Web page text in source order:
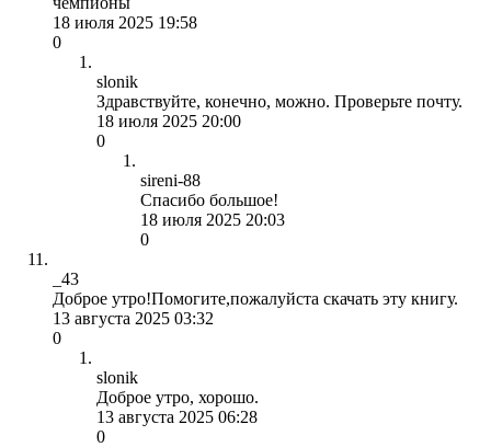
18 июля 2025 19:58
0
slonik
Здравствуйте, конечно, можно. Проверьте почту.
18 июля 2025 20:00
0
sireni-88
Спасибо большое!
18 июля 2025 20:03
0
_43
Доброе утро!Помогите,пожалуйста скачать эту книгу.
13 августа 2025 03:32
0
slonik
Доброе утро, хорошо.
13 августа 2025 06:28
0